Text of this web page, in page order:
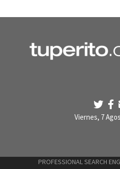
Viernes, 7
PROFESSIONAL SEARCH